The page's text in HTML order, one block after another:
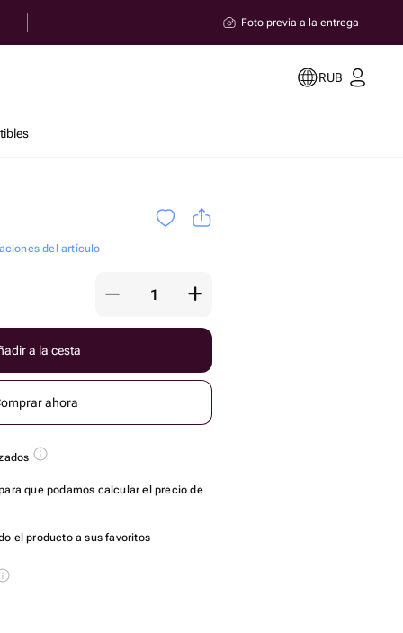
Foto previa a la entrega
RUB
del artículo
a la cesta
ahora
que podamos calcular el precio de
el producto a sus favoritos